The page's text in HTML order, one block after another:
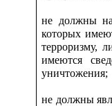
не должны
которых
терроризму,
имеются
уничтожения;
не должны